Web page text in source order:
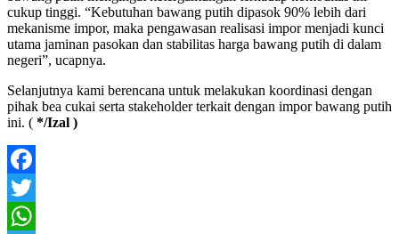
cukup tinggi. “Kebutuhan bawang putih dipasok 90% lebih dari
mekanisme impor, maka pengawasan realisasi impor menjadi kunci
utama jaminan pasokan dan stabilitas harga bawang putih di dalam
negeri”, ucapnya.
Selanjutnya kami berencana untuk melakukan koordinasi dengan
pihak bea cukai serta stakeholder terkait dengan impor bawang putih
ini. ( */Izal )
Facebook
Twitter